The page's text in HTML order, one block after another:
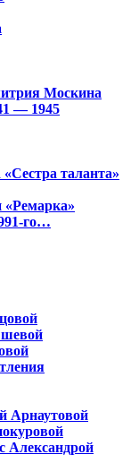
Москина
— 1945
«Сестра таланта»
«Ремарка»
го…
Арнаутовой
Александрой